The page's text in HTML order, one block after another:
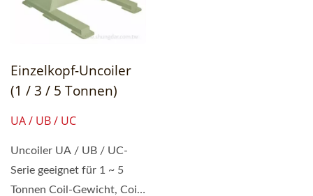
Einzelkopf-Uncoiler
(1 / 3 / 5 Tonnen)
UA / UB / UC
Uncoiler UA / UB / UC-
Serie geeignet für 1 ~ 5
Tonnen Coil-Gewicht, Coil-